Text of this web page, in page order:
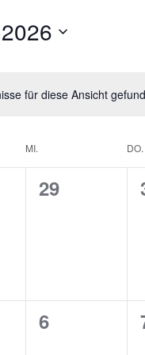
für diese Ansicht
MI. DO.
0
29
0
6